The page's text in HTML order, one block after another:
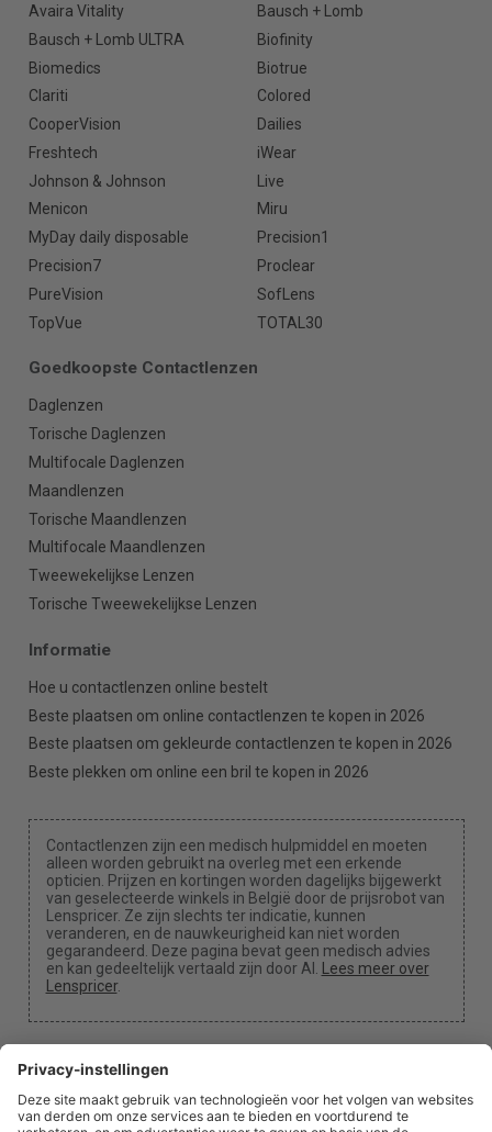
Avaira Vitality
Bausch + Lomb
Bausch + Lomb ULTRA
Biofinity
Biomedics
Biotrue
Clariti
Colored
CooperVision
Dailies
Freshtech
iWear
Johnson & Johnson
Live
Menicon
Miru
MyDay daily disposable
Precision1
Precision7
Proclear
PureVision
SofLens
TopVue
TOTAL30
Goedkoopste Contactlenzen
Daglenzen
Torische Daglenzen
Multifocale Daglenzen
Maandlenzen
Torische Maandlenzen
Multifocale Maandlenzen
Tweewekelijkse Lenzen
Torische Tweewekelijkse Lenzen
Informatie
Hoe u contactlenzen online bestelt
Beste plaatsen om online contactlenzen te kopen in 2026
Beste plaatsen om gekleurde contactlenzen te kopen in 2026
Beste plekken om online een bril te kopen in 2026
Contactlenzen zijn een medisch hulpmiddel en moeten
alleen worden gebruikt na overleg met een erkende
opticien. Prijzen en kortingen worden dagelijks bijgewerkt
van geselecteerde winkels in België door de prijsrobot van
Lenspricer. Ze zijn slechts ter indicatie, kunnen
veranderen, en de nauwkeurigheid kan niet worden
gegarandeerd. Deze pagina bevat geen medisch advies
en kan gedeeltelijk vertaald zijn door AI.
Lees meer over
Lenspricer.